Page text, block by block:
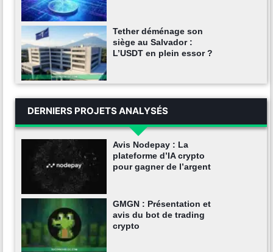
Tether déménage son
siège au Salvador :
L’USDT en plein essor ?
DERNIERS PROJETS ANALYSÉS
Avis Nodepay : La
plateforme d’IA crypto
pour gagner de l’argent
GMGN : Présentation et
avis du bot de trading
crypto